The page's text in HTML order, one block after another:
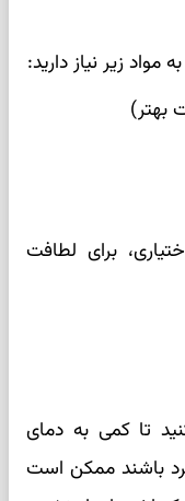
زیر نیاز دارید:
(اختیاری، برای لطافت
تا کمی به دمای
باشند ممکن است